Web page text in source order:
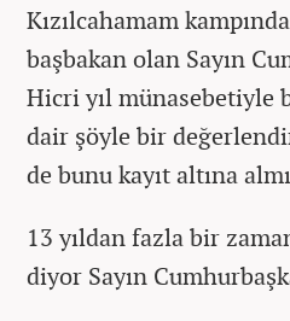
Kızılcahamam
başbakan olan Sayın
Hicri yıl münasebetiyle
dair şöyle bir
de bunu kayıt altına
13 yıldan fazla bir
diyor Sayın